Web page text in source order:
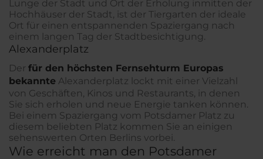
Lunge der Stadt und Ort der Erholung inmitten der
Hochhäuser der Stadt, ist der Tiergarten der ideale
Ort für einen entspannenden Spaziergang nach
einem langen Tag der Stadtbesichtigung.
Alexanderplatz
Der für den höchsten Fernsehturm Europas
bekannte Alexanderplatz lockt mit einer Vielzahl
von Geschäften, Kinos und Restaurants, in denen
Sie sich erholen und neue Energie tanken können.
Bei einem Spaziergang vom Potsdamer Platz zu
diesem beliebten Platz kommen Sie an einigen
sehenswerten Orten Berlins vorbei.
Wie erreicht man den Potsdamer